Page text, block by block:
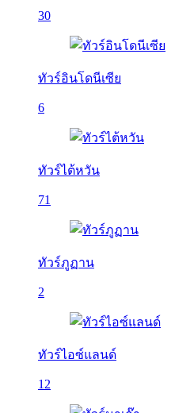
30
ทัวร์อินโดนีเซีย
6
ทัวร์ไต้หวัน
71
ทัวร์ภูฏาน
2
ทัวร์ไอซ์แลนด์
12